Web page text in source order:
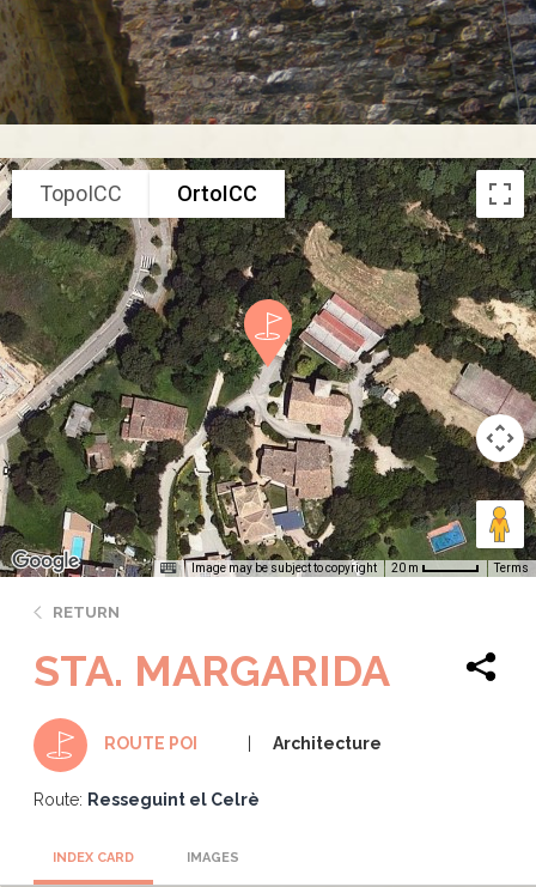
TopoICC OrtoICC
Image may be subject to copyright 20 m Terms
RETURN
STA. MARGARIDA
ROUTE POI Architecture
Route: Resseguint el Celrè
INDEX CARD IMAGES